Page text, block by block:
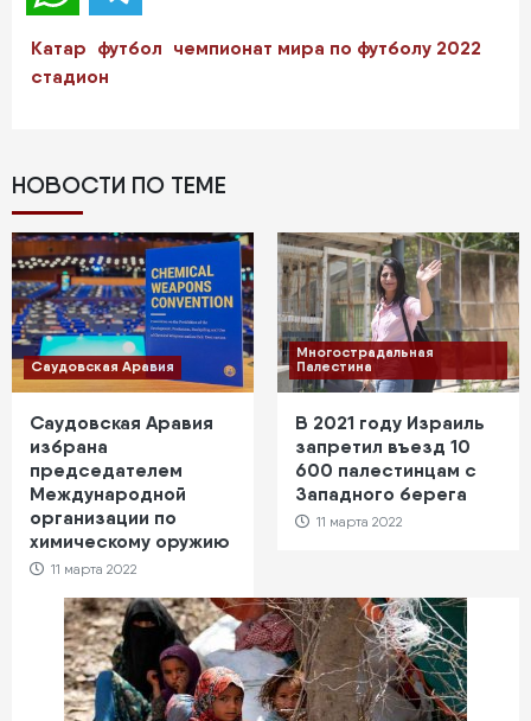
Катар футбол чемпионат мира по футболу 2022
стадион
НОВОСТИ ПО ТЕМЕ
Саудовская Аравия
Саудовская Аравия
избрана
председателем
Международной
организации по
химическому оружию
11 марта 2022
Многострадальная
Палестина
В 2021 году Израиль
запретил въезд 10
600 палестинцам с
Западного берега
11 марта 2022